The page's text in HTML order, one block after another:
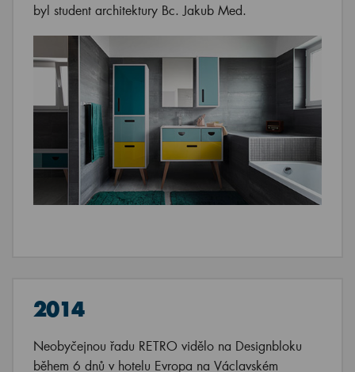
byl student architektury Bc. Jakub Med.
2014
Neobyčejnou řadu RETRO vidělo na Designbloku
během 6 dnů v hotelu Evropa na Václavském